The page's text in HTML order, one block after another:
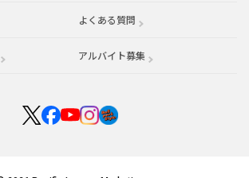
ウで開く） よくある質問
アルバイト募集 （別ウィンドウで開く